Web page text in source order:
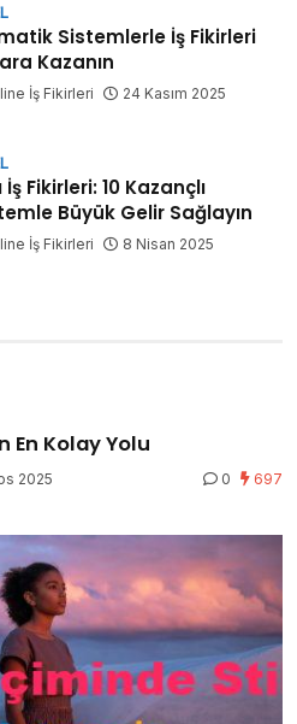
Sistemlerle İş Fikirleri
Kazanın
İş Fikirleri 24 Kasım 2025
İş Fikirleri: 10 Kazançlı
Büyük Gelir Sağlayın
İş Fikirleri 8 Nisan 2025
En Kolay Yolu
2025 0 697